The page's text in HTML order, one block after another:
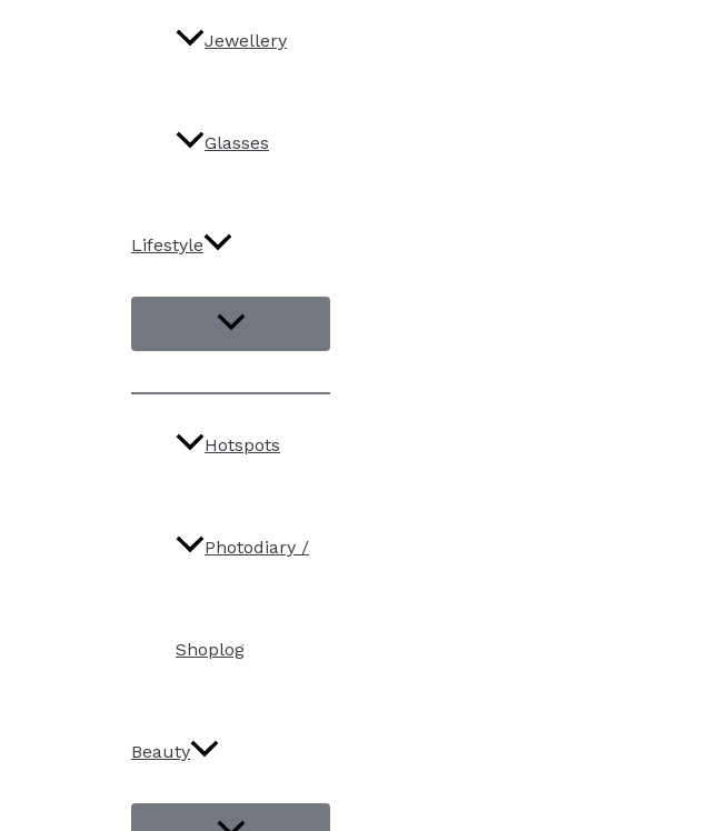
Jewellery
Glasses
Lifestyle
Hotspots
Photodiary /
Shoplog
Beauty